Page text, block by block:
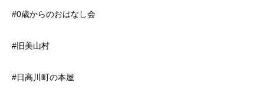
#0歳からのおはなし会
#旧美山村
#日高川町の本屋